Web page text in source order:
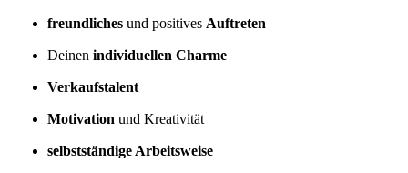
freundliches und positives Auftreten
Deinenindividuellen Charme
Verkaufstalent
Motivation und Kreativität
selbstständige Arbeitsweise